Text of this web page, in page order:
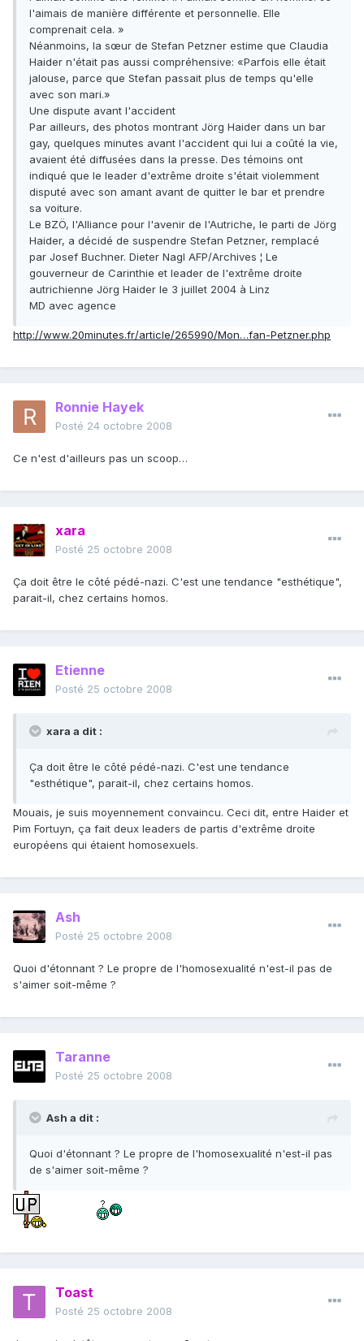
l'aimais de manière différente et personnelle. Elle
comprenait cela. »
Néanmoins, la sœur de Stefan Petzner estime que Claudia
Haider n'était pas aussi compréhensive: «Parfois elle était
jalouse, parce que Stefan passait plus de temps qu'elle
avec son mari.»
Une dispute avant l'accident
Par ailleurs, des photos montrant Jörg Haider dans un bar
gay, quelques minutes avant l'accident qui lui a coûté la vie,
avaient été diffusées dans la presse. Des témoins ont
indiqué que le leader d'extrême droite s'était violemment
disputé avec son amant avant de quitter le bar et prendre
sa voiture.
Le BZÖ, l'Alliance pour l'avenir de l'Autriche, le parti de Jörg
Haider, a décidé de suspendre Stefan Petzner, remplacé
par Josef Buchner. Dieter Nagl AFP/Archives ¦ Le
gouverneur de Carinthie et leader de l'extrême droite
autrichienne Jörg Haider le 3 juillet 2004 à Linz
MD avec agence
http://www.20minutes.fr/article/265990/Mon…fan-Petzner.php
Ronnie Hayek
Posté 24 octobre 2008
Ce n'est d'ailleurs pas un scoop…
xara
Posté 25 octobre 2008
Ça doit être le côté pédé-nazi. C'est une tendance "esthétique",
parait-il, chez certains homos.
Etienne
Posté 25 octobre 2008
xara a dit :
Ça doit être le côté pédé-nazi. C'est une tendance
"esthétique", parait-il, chez certains homos.
Mouais, je suis moyennement convaincu. Ceci dit, entre Haider et
Pim Fortuyn, ça fait deux leaders de partis d'extrême droite
européens qui étaient homosexuels.
Ash
Posté 25 octobre 2008
Quoi d'étonnant ? Le propre de l'homosexualité n'est-il pas de
s'aimer soit-même ?
Taranne
Posté 25 octobre 2008
Ash a dit :
Quoi d'étonnant ? Le propre de l'homosexualité n'est-il pas
de s'aimer soit-même ?
Toast
Posté 25 octobre 2008